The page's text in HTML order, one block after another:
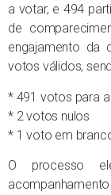
a votar, e 494
de
engajamento da
votos válidos,
* 491 votos para a
* 2 votos nulos
* 1 voto em
O processo